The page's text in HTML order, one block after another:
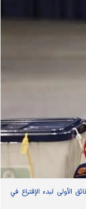
الأولی لبدء الإقتراع في